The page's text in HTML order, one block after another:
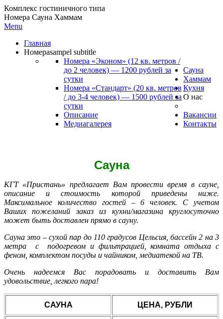
Комплекс гостиничного типа
Номера Сауна Хаммам
Menu
Главная
Номераsampel subtitle
Номера «Эконом» (12 кв. метров /
до 2 человек) — 1200 рублей за
сутки
Номера «Стандарт» (20 кв. метров
/ до 3-4 человек) — 1500 рублей за
сутки
Сауна
Хаммам
Кухня
О нас
Описание
Медиагалерея
Вакансии
Контакты
Сауна
КГТ «Пристань» предлагает Вам провести время в сауне,
описание и стоимость которой приведены ниже.
Максимальное количество гостей – 6 человек. С учетом
Ваших пожеланий заказ из кухни/магазина круглосуточно
может быть доставлен прямо в сауну.
Сауна это – сухой пар до 110 градусов Цельсия, бассейн 2 на 3
метра с подогревом и фильтрацией, комната отдыха с
феном, комплектом посуды и чайником, медиатекой на ТВ.
Очень надеемся Вас порадовать и доставить Вам
удовольствие, легкого пара!
САУНА ЦЕНА, РУБЛИ